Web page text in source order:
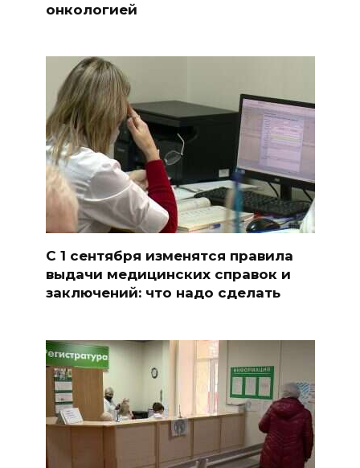
онкологией
С 1 сентября изменятся правила
выдачи медицинских справок и
заключений: что надо сделать